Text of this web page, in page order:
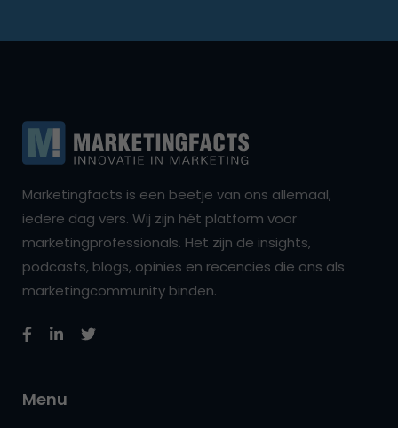
Marketingfacts is een beetje van ons allemaal,
iedere dag vers. Wij zijn hét platform voor
marketingprofessionals. Het zijn de insights,
podcasts, blogs, opinies en recencies die ons als
marketingcommunity binden.
Menu